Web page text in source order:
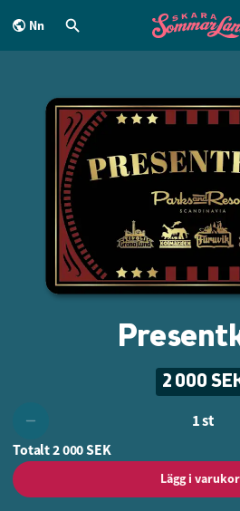
Nn
2 000
1 st
Totalt2 000 SEK
Lägg i